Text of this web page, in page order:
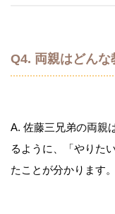
Q4. 両親はどんな
A. 佐藤三兄弟の両親
るように、「やりた
たことが分かります。